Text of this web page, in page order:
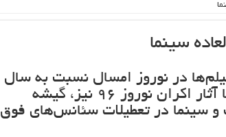
در نوروز امسال نسبت به سال
گذشته با کاهش مواجه باشیم اما آثار اکران نوروز ۹۶ نیز، گیشه
و سینما در تعطیلات سئانس‌های فوق